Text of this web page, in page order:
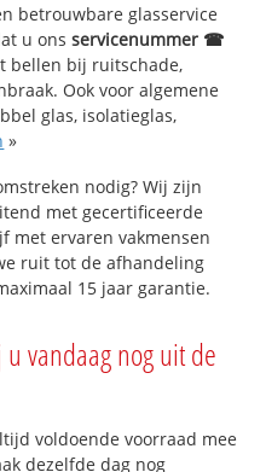
betrouwbare glasservice
u onsservicenummer ☎
bellen bij ruitschade,
Ook voor algemene
glas, isolatieglas,
»
nodig? Wij zijn
met gecertificeerde
met ervaren vakmensen
ruit tot de afhandeling
15 jaar garantie.
vandaag nog uit de
voldoende voorraad mee
dezelfde dag nog